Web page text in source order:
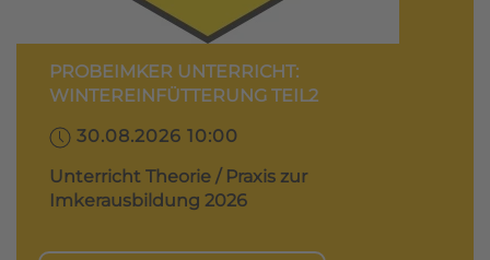
PROBEIMKER UNTERRICHT:
WINTEREINFÜTTERUNG TEIL2
30.08.2026 10:00
Unterricht Theorie / Praxis zur
Imkerausbildung 2026